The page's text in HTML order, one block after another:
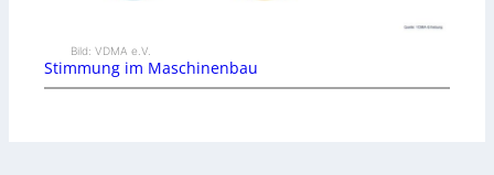
Bild: VDMA e.V.
Stimmung im Maschinenbau